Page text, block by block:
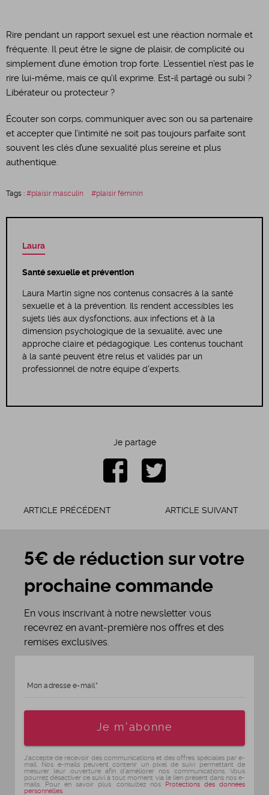
Rire pendant un rapport sexuel est une réaction normale et
fréquente. Il peut être le signe de plaisir, de complicité ou
simplement d’une émotion trop forte. L’essentiel n’est pas le
rire lui-même, mais ce qu’il exprime. Est-il partagé ou subi ?
Libérateur ou protecteur ?
Écouter son corps, communiquer avec son ou sa partenaire
et accepter que l’intimité ne soit pas toujours parfaite sont
souvent les clés d’une sexualité plus sereine et plus
authentique.
Tags : plaisir masculin plaisir féminin
Laura
Santé sexuelle et prévention
Laura Martin signe nos contenus consacrés à la santé
sexuelle et à la prévention. Ils rendent accessibles les
sujets liés aux dysfonctions, aux infections et à la
dimension psychologique de la sexualité, avec une
approche claire et pédagogique. Les contenus touchant
à la santé peuvent être relus et validés par un
professionnel de notre équipe d'experts.
Je partage
ARTICLE PRÉCÉDENT ARTICLE SUIVANT
5€ de réduction sur votre
prochaine commande
En vous inscrivant à notre newsletter vous
recevrez en avant-première nos offres et des
remises exclusives.
Mon adresse e-mail
Je m'abonne
J'accepte de recevoir des communications et des offres spéciales par e-
mail. Nos e-mails peuvent contenir un pixel de suivi permettant de
mesurer leur ouverture afin d'améliorer nos communications. Vous
pourrez désactiver ce suivi à tout moment via le lien présent dans nos e-
mails. Pour en savoir plus, consultez nos Protections des données
personnelles